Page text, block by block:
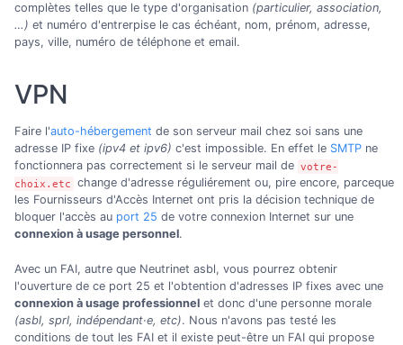
complètes telles que le type d'organisation (particulier, association,
…) et numéro d'entrerpise le cas échéant, nom, prénom, adresse,
pays, ville, numéro de téléphone et email.
VPN
Faire l'auto-hébergement de son serveur mail chez soi sans une
adresse IP fixe (ipv4 et ipv6) c'est impossible. En effet le SMTP ne
fonctionnera pas correctement si le serveur mail de votre-
choix.etc
change d'adresse réguliérement ou, pire encore, parceque
les Fournisseurs d'Accès Internet ont pris la décision technique de
bloquer l'accès au port 25 de votre connexion Internet sur une
connexion à usage personnel.
Avec un FAI, autre que Neutrinet asbl, vous pourrez obtenir
l'ouverture de ce port 25 et l'obtention d'adresses IP fixes avec une
connexion à usage professionnel et donc d'une personne morale
(asbl, sprl, indépendant·e, etc). Nous n'avons pas testé les
conditions de tout les FAI et il existe peut-être un FAI qui propose